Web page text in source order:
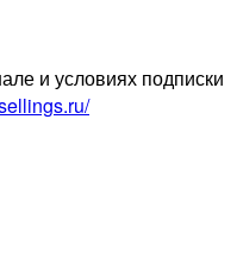
и условиях подписки